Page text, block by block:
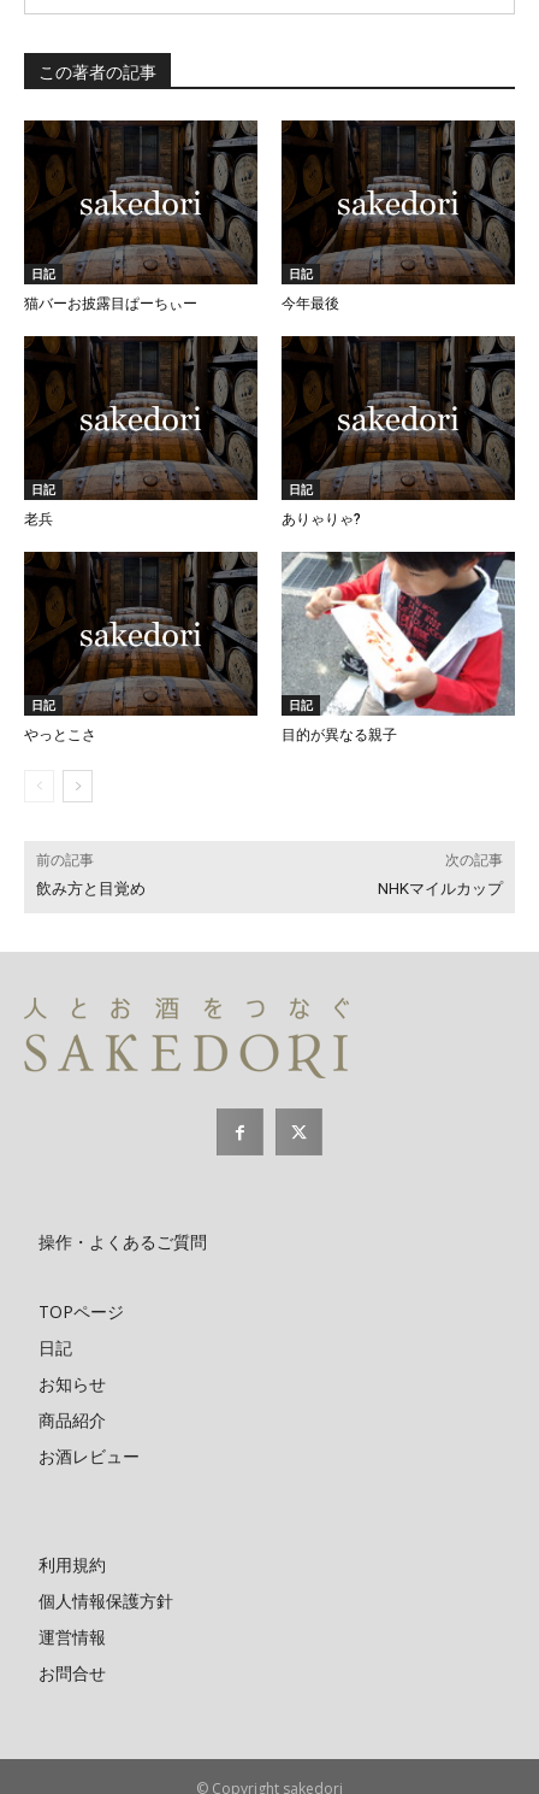
この著者の記事
日記
猫バーお披露目ぱーちぃー
日記
今年最後
日記
老兵
日記
ありゃりゃ?
日記
やっとこさ
日記
目的が異なる親子
前の記事
飲み方と目覚め
次の記事
NHKマイルカップ
操作・よくあるご質問
TOPページ
日記
お知らせ
商品紹介
お酒レビュー
利用規約
個人情報保護方針
運営情報
お問合せ
© Copyright sakedori